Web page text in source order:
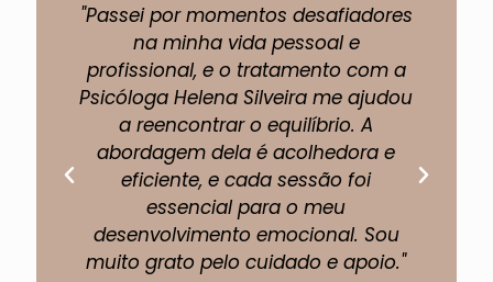
"Passei por momentos desafiadores
na minha vida pessoal e
profissional, e o tratamento com a
Psicóloga Helena Silveira me ajudou
a reencontrar o equilíbrio. A
abordagem dela é acolhedora e
eficiente, e cada sessão foi
essencial para o meu
desenvolvimento emocional. Sou
muito grato pelo cuidado e apoio."